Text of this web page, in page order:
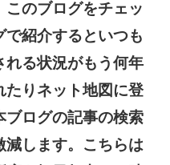
のブログをチェッ
紹介するといつも
れる状況がもう何年
たりネット地図に登
ブログの記事の検索
します。 こちらは